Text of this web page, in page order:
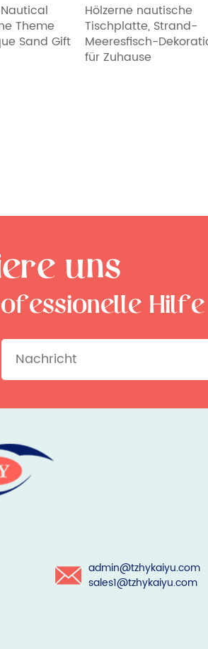
Theme
Sand Gift
Hölzerne nautische
Tischplatte, Strand-
Meeresfisch-Dekoration
für Zuhause
uns
Hilfe
admin@tzhykaiyu.com
sales1@tzhykaiyu.com